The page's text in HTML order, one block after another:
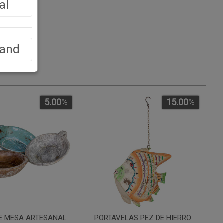
MESA ARTESANAL
5.00%
PORTAVELAS PEZ DE HIERRO
15.00%